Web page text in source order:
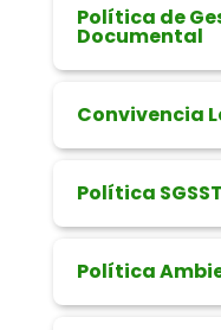
Política de
Documental
Convivencia
Política SGSST
Política